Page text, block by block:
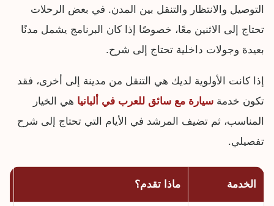
التوصيل والانتظار والتنقل بين المدن. في بعض الرحلات
تحتاج إلى الاثنين معًا، خصوصًا إذا كان البرنامج يشمل مدنًا
بعيدة وجولات داخلية تحتاج إلى شرح.
إذا كانت الأولوية لديك هي التنقل من مدينة إلى أخرى، فقد
تكون خدمة سيارة مع سائق للعرب في ألبانيا هي الخيار
المناسب، ثم تضيف المرشد في الأيام التي تحتاج إلى شرح
تفصيلي.
الخدمة ماذا تقدم؟